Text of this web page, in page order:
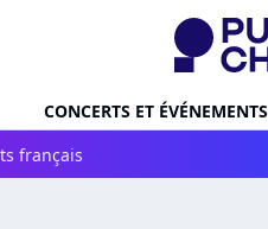
CONCERTS ET ÉVÉNEMENTS
français